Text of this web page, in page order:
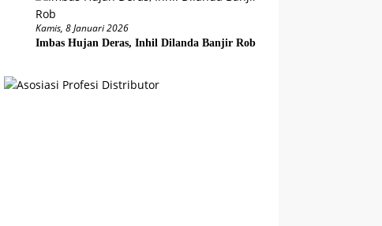
Kamis, 8 Januari 2026
Imbas Hujan Deras, Inhil Dilanda Banjir Rob